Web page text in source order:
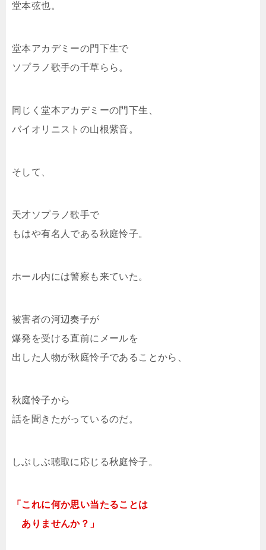
堂本弦也。
堂本アカデミーの門下生で
ソプラノ歌手の千草らら。
同じく堂本アカデミーの門下生、
バイオリニストの山根紫音。
そして、
天才ソプラノ歌手で
もはや有名人である秋庭怜子。
ホール内には警察も来ていた。
被害者の河辺奏子が
爆発を受ける直前にメールを
出した人物が秋庭怜子であることから、
秋庭怜子から
話を聞きたがっているのだ。
しぶしぶ聴取に応じる秋庭怜子。
「これに何か思い当たることは
ありませんか？」